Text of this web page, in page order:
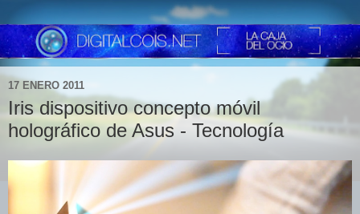
17 ENERO 2011
Iris dispositivo concepto móvil
holográfico de Asus - Tecnología